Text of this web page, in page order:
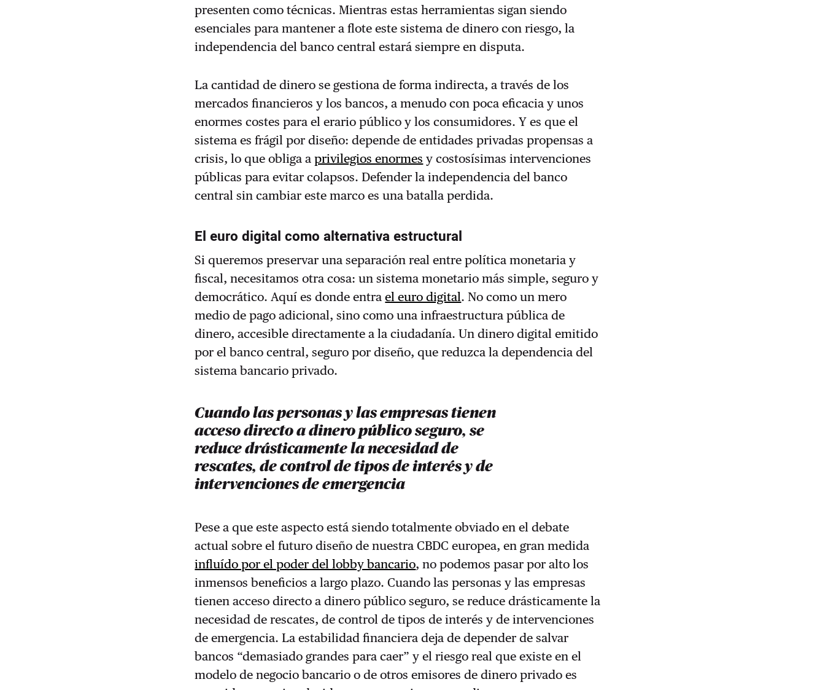
presenten como técnicas. Mientras estas herramientas sigan siendo
esenciales para mantener a flote este sistema de dinero con riesgo, la
independencia del banco central estará siempre en disputa.
La cantidad de dinero se gestiona de forma indirecta, a través de los
mercados financieros y los bancos, a menudo con poca eficacia y unos
enormes costes para el erario público y los consumidores. Y es que el
sistema es frágil por diseño: depende de entidades privadas propensas a
crisis, lo que obliga aprivilegios enormes y costosísimas intervenciones
públicas para evitar colapsos. Defender la independencia del banco
central sin cambiar este marco es una batalla perdida.
El euro digital como alternativa estructural
Si queremos preservar una separación real entre política monetaria y
fiscal, necesitamos otra cosa: un sistema monetario más simple, seguro y
democrático. Aquí es donde entrael euro digital. No como un mero
medio de pago adicional, sino como una infraestructura pública de
dinero, accesible directamente a la ciudadanía. Un dinero digital emitido
por el banco central, seguro por diseño, que reduzca la dependencia del
sistema bancario privado.
Cuando las personas y las empresas tienen
acceso directo a dinero público seguro, se
reduce drásticamente la necesidad de
rescates, de control de tipos de interés y de
intervenciones de emergencia
Pese a que este aspecto está siendo totalmente obviado en el debate
actual sobre el futuro diseño de nuestra CBDC europea, en gran medida
influído por el poder del lobby bancario, no podemos pasar por alto los
inmensos beneficios a largo plazo. Cuando las personas y las empresas
tienen acceso directo a dinero público seguro, se reduce drásticamente la
necesidad de rescates, de control de tipos de interés y de intervenciones
de emergencia. La estabilidad financiera deja de depender de salvar
bancos “demasiado grandes para caer” y el riesgo real que existe en el
modelo de negocio bancario o de otros emisores de dinero privado es